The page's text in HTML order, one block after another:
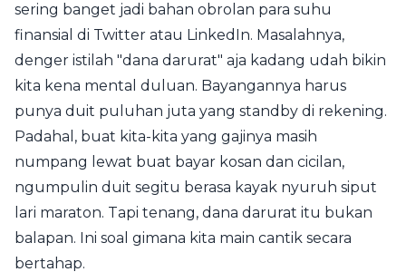
sering banget jadi bahan obrolan para suhu
finansial di Twitter atau LinkedIn. Masalahnya,
denger istilah "dana darurat" aja kadang udah bikin
kita kena mental duluan. Bayangannya harus
punya duit puluhan juta yang standby di rekening.
Padahal, buat kita-kita yang gajinya masih
numpang lewat buat bayar kosan dan cicilan,
ngumpulin duit segitu berasa kayak nyuruh siput
lari maraton. Tapi tenang, dana darurat itu bukan
balapan. Ini soal gimana kita main cantik secara
bertahap.